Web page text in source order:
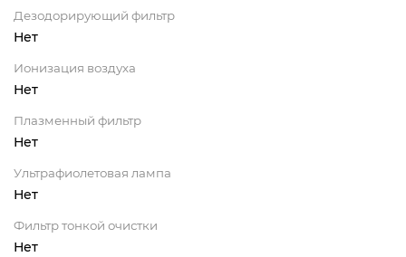
Дезодорирующий фильтр
Нет
Ионизация воздуха
Нет
Плазменный фильтр
Нет
Ультрафиолетовая лампа
Нет
Фильтр тонкой очистки
Нет